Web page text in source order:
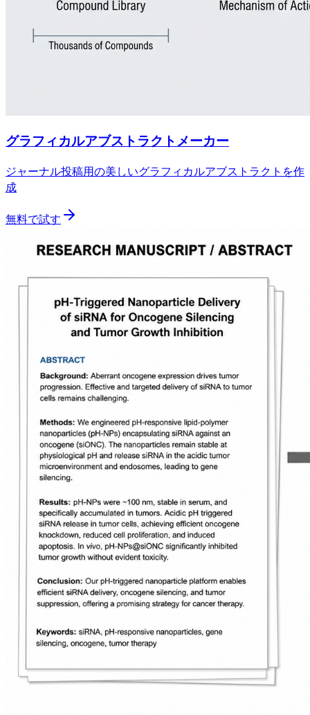
グラフィカルアブストラクトメーカー
ジャーナル投稿用の美しいグラフィカルアブストラクトを作
成
無料で試す